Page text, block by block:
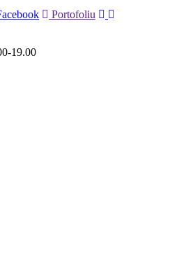
Portofoliu
19.00